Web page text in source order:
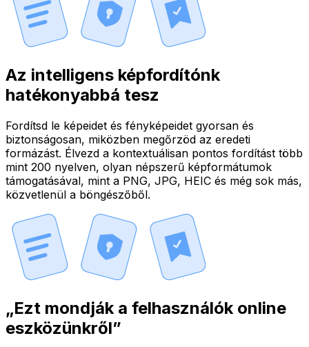
Az intelligens képfordítónk
hatékonyabbá tesz
Fordítsd le képeidet és fényképeidet gyorsan és
biztonságosan, miközben megőrzöd az eredeti
formázást. Élvezd a kontextuálisan pontos fordítást több
mint 200 nyelven, olyan népszerű képformátumok
támogatásával, mint a PNG, JPG, HEIC és még sok más,
közvetlenül a böngészőből.
„Ezt mondják a felhasználók online
eszközünkről”